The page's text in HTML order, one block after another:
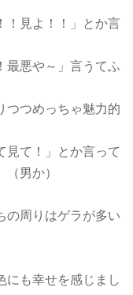
！見よ！！」とか言
最悪や～」言うてふ
つつめっちゃ魅力的
見て！」とか言って
男か）
の周りはゲラが多い
にも幸せを感じまし